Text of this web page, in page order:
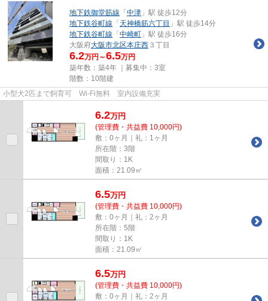
地下鉄御堂筋線 「 中津 」駅 徒歩12分
地下鉄谷町線 「 天神橋筋六丁目 」駅 徒歩14分
地下鉄谷町線 「 中崎町 」駅 徒歩16分
大阪府大阪市北区本庄西 ３丁目
6.2万円～6.5万円
築年数：築4年 ｜募集中： 3室
階数：10階建
小型犬2匹まで飼育可 Wi-Fi無料 室内設備充実
6.2万円
(管理費・共益費 10,000円)
敷：0ヶ月｜礼：1ヶ月
所在階：3階
間取り：1K
面積：21.09㎡
6.5万円
(管理費・共益費 10,000円)
敷：0ヶ月｜礼：2ヶ月
所在階：5階
間取り：1K
面積：21.09㎡
6.5万円
(管理費・共益費 10,000円)
敷：0ヶ月｜礼：2ヶ月